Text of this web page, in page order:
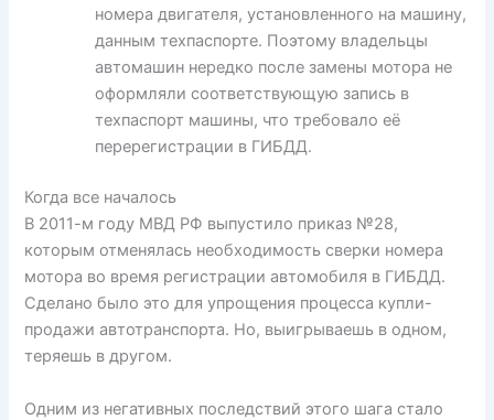
номера двигателя, установленного на машину,
данным техпаспорте. Поэтому владельцы
автомашин нередко после замены мотора не
оформляли соответствующую запись в
техпаспорт машины, что требовало её
перерегистрации в ГИБДД.
Когда все началось
В 2011-м году МВД РФ выпустило приказ №28,
которым отменялась необходимость сверки номера
мотора во время регистрации автомобиля в ГИБДД.
Сделано было это для упрощения процесса купли-
продажи автотранспорта. Но, выигрываешь в одном,
теряешь в другом.
Одним из негативных последствий этого шага стало